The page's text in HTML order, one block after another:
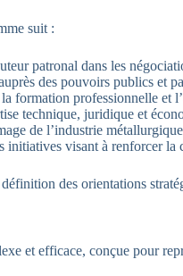
suit :
patronal dans les
des pouvoirs publics et
professionnelle et
technique, juridique et
de l’industrie
visant à renforcer la
des orientations
et efficace, conçue pour